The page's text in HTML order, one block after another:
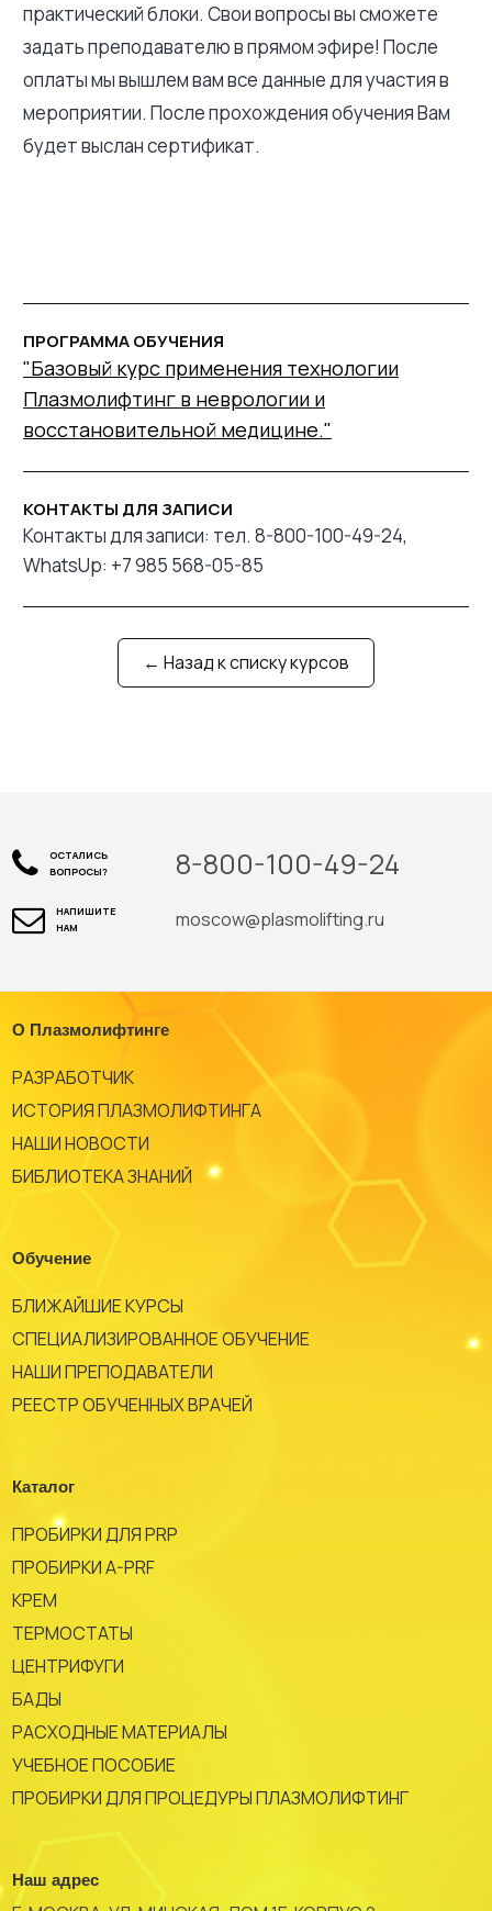
практический блоки. Свои вопросы вы сможете
задать преподавателю в прямом эфире! После
оплаты мы вышлем вам все данные для участия в
мероприятии. После прохождения обучения Вам
будет выслан сертификат.
ПРОГРАММА ОБУЧЕНИЯ
"Базовый курс применения технологии
Плазмолифтинг в неврологии и
восстановительной медицине."
КОНТАКТЫ ДЛЯ ЗАПИСИ
Контакты для записи: тел. 8-800-100-49-24,
WhatsUp: +7 985 568-05-85
← Назад к списку курсов
ОСТАЛИСЬ
ВОПРОСЫ?
8-800-100-49-24
НАПИШИТЕ
НАМ
moscow@plasmolifting.ru
О Плазмолифтинге
РАЗРАБОТЧИК
ИСТОРИЯ ПЛАЗМОЛИФТИНГА
НАШИ НОВОСТИ
БИБЛИОТЕКА ЗНАНИЙ
Обучение
БЛИЖАЙШИЕ КУРСЫ
СПЕЦИАЛИЗИРОВАННОЕ ОБУЧЕНИЕ
НАШИ ПРЕПОДАВАТЕЛИ
РЕЕСТР ОБУЧЕННЫХ ВРАЧЕЙ
Каталог
ПРОБИРКИ ДЛЯ PRP
ПРОБИРКИ A-PRF
КРЕМ
ТЕРМОСТАТЫ
ЦЕНТРИФУГИ
БАДЫ
РАСХОДНЫЕ МАТЕРИАЛЫ
УЧЕБНОЕ ПОСОБИЕ
ПРОБИРКИ ДЛЯ ПРОЦЕДУРЫ ПЛАЗМОЛИФТИНГ
Наш адрес